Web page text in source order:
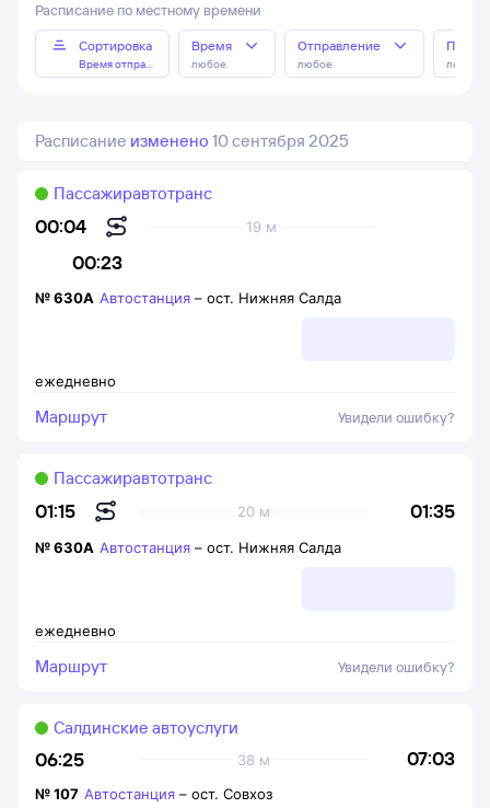
Расписание по местному времени
Сортировка
Время отправления
Время
любое
Отправление
любое любое
Расписание изменено 10 сентября 2025
00:04
00:23
19 м
Пассажиравтотранс
ежедневно
№630А Автостанция – ост. Нижняя Салда
Маршрут Увидели ошибку?
01:15 01:35
20 м
Пассажиравтотранс
ежедневно
№630А Автостанция – ост. Нижняя Салда
Маршрут Увидели ошибку?
06:25 07:03
38 м
Салдинские автоуслуги
№107 Автостанция – ост. Совхоз